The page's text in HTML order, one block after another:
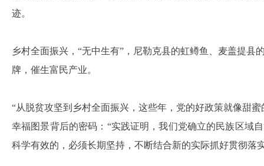
迹。
乡村全面振兴，“无中生有”，尼勒克县的虹鳟鱼、麦盖提县
牌，催生富民产业。
“从脱贫攻坚到乡村全面振兴，这些年，党的好政策就像甜
幸福图景背后的密码：“实践证明，我们党确立的民族区域
科学有效的，必须长期坚持，不断结合新的实际抓好贯彻落